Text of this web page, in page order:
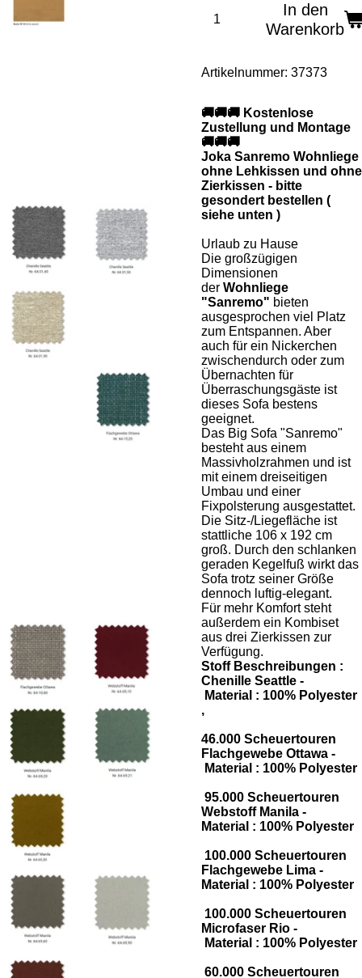
In den
Warenkorb
Artikelnummer: 37373
🚚🚚🚚 Kostenlose
Zustellung und Montage
🚚🚚🚚
Joka Sanremo Wohnliege
ohne Lehkissen und ohne
Zierkissen - bitte
gesondert bestellen (
siehe unten )
Urlaub zu Hause
Die großzügigen
Dimensionen
der Wohnliege
"Sanremo" bieten
ausgesprochen viel Platz
zum Entspannen. Aber
auch für ein Nickerchen
zwischendurch oder zum
Übernachten für
Überraschungsgäste ist
dieses Sofa bestens
geeignet.
Das Big Sofa "Sanremo"
besteht aus einem
Massivholzrahmen und ist
mit einem dreiseitigen
Umbau und einer
Fixpolsterung ausgestattet.
Die Sitz-/Liegefläche ist
stattliche 106 x 192 cm
groß. Durch den schlanken
geraden Kegelfuß wirkt das
Sofa trotz seiner Größe
dennoch luftig-elegant.
Für mehr Komfort steht
außerdem ein Kombiset
aus drei Zierkissen zur
Verfügung.
Stoff Beschreibungen :
Chenille Seattle -
Material : 100% Polyester
,
46.000 Scheuertouren
Flachgewebe Ottawa -
Material : 100% Polyester
95.000 Scheuertouren
Webstoff Manila -
Material : 100% Polyester
100.000 Scheuertouren
Flachgewebe Lima -
Material : 100% Polyester
100.000 Scheuertouren
Microfaser Rio -
Material : 100% Polyester
60.000 Scheuertouren